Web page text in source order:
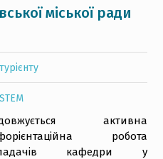
міської ради
STEM
активна
робота
кафедри у